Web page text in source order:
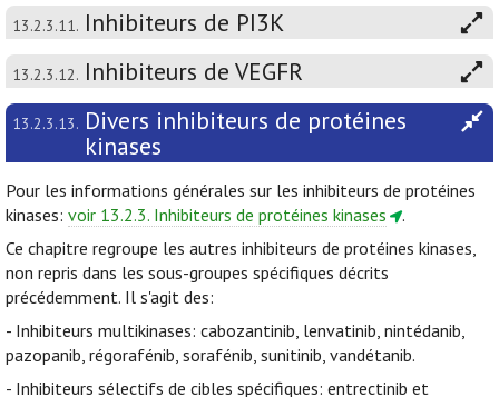
13.2.3.11. Inhibiteurs de PI3K
13.2.3.12. Inhibiteurs de VEGFR
13.2.3.13. Divers inhibiteurs de protéines
kinases
Pour les informations générales sur les inhibiteurs de protéines
kinases: voir 13.2.3. Inhibiteurs de protéines kinases
.
Ce chapitre regroupe les autres inhibiteurs de protéines kinases,
non repris dans les sous-groupes spécifiques décrits
précédemment. Il s'agit des:
- Inhibiteurs multikinases: cabozantinib, lenvatinib, nintédanib,
pazopanib, régorafénib, sorafénib, sunitinib, vandétanib.
- Inhibiteurs sélectifs de cibles spécifiques: entrectinib et